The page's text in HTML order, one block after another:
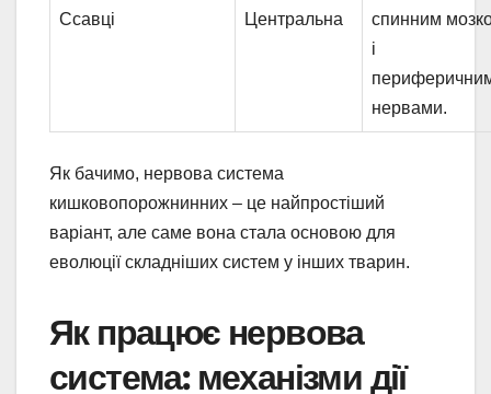
Ссавці Центральна
спинним
і
нервами.
Як бачимо, нервова система
кишковопорожнинних – це найпростіший
варіант, але саме вона стала основою для
еволюції складніших систем у інших тварин.
Як працює нервова
система: механізми дії